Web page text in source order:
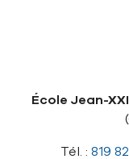
École Jean-
Tél. : 819